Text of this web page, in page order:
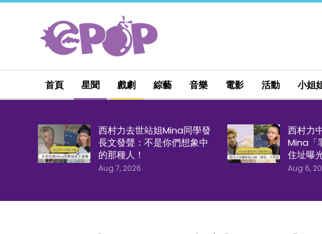
首頁 星聞 戲劇 綜藝 音樂 電影 活動 小姐
西村力去世站姐Mina同學發
長文發聲：不是你們想象中
的那種人！
Aug 7, 2026
西村力
Mina「
住址曝
Aug 6,